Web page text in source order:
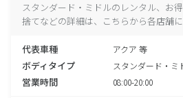
スタンダード・ミドルのレンタル、お
捨てなどの詳細は、こちらから各店舗に
代表車種 アクア 等
ボディタイプ スタンダード・ミ
営業時間 08:00-20:00